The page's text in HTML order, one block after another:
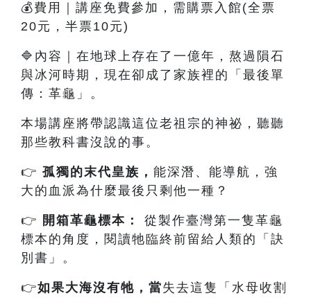
💰費用｜講座免費參加，需購票入館(全票
20元，半票10元)
🔷內容 ｜ 在地球上存在了一億年，熬過隕石
與冰河時期，現在卻成了家族裡的「最後單
傳：革龜」。
本場講座將帶認識這位老祖宗的神祕，聽聽
那些教科書沒說的事。
👉 孤獨的末代皇族 ， 能深潛、能導航，強
大的血派為什麼最後只剩他一種？
👉 開箱革龜標本：
從製作臺灣第一隻革龜
標本的角度，閱讀牠臨終前留給人類的「訣
別書」。
👉如果大海沒有牠 ，當失去這隻「水母收割